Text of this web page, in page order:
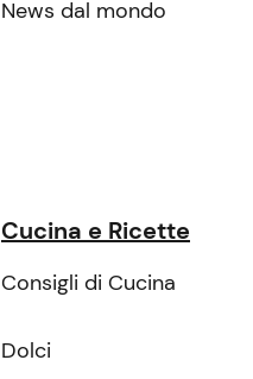
News dal mondo
Cucina e Ricette
Consigli di Cucina
Dolci